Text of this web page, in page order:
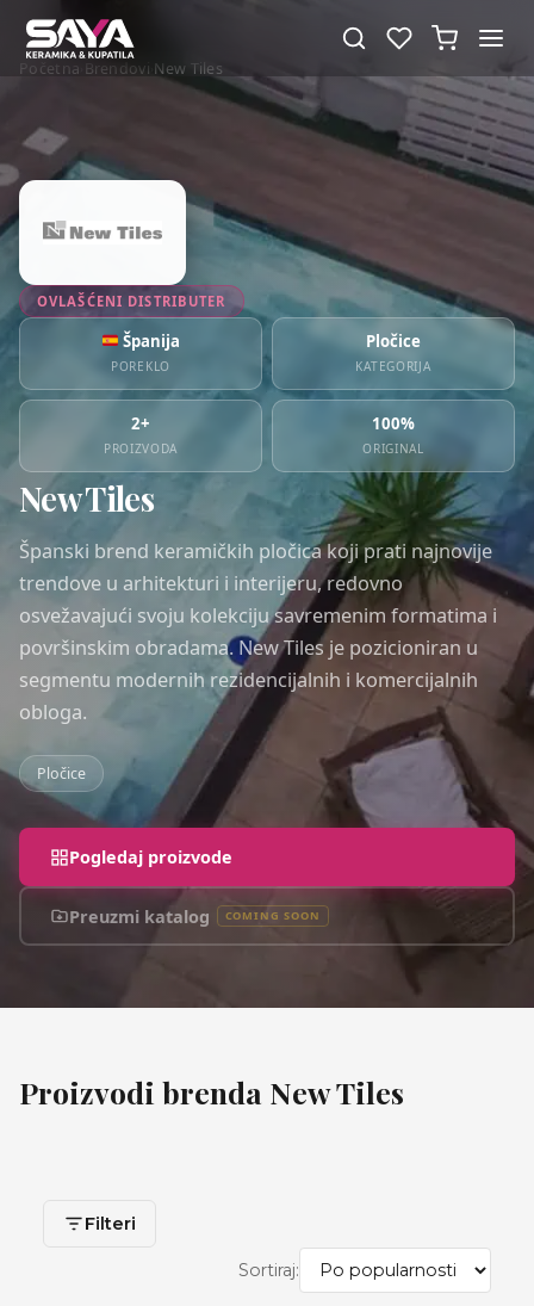
Početna Brendovi New Tiles
OVLAŠĆENI DISTRIBUTER
Španija
POREKLO
Pločice
KATEGORIJA
2+
PROIZVODA
100%
ORIGINAL
New Tiles
Španski brend keramičkih pločica koji prati najnovije
trendove u arhitekturi i interijeru, redovno
osvežavajući svoju kolekciju savremenim formatima i
površinskim obradama. New Tiles je pozicioniran u
segmentu modernih rezidencijalnih i komercijalnih
obloga.
Pločice
Pogledaj proizvode
Preuzmi katalog COMING SOON
Proizvodi brenda New Tiles
Filteri
Sortiraj: